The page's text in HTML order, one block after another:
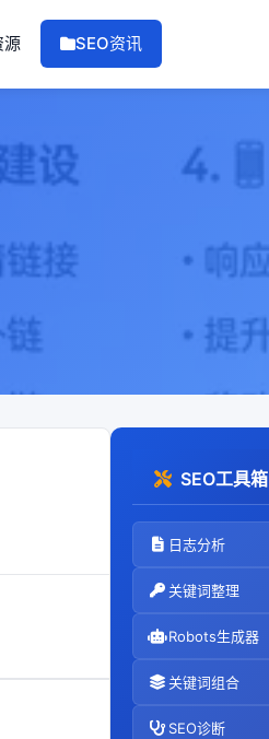
源 SEO资讯
SEO工具箱
日志分析
关键词整理
Robots生成器
关键词组合
SEO诊断